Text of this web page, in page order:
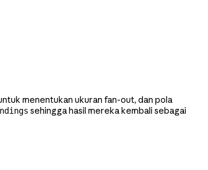
menentukan ukuran fan-out, dan pola
sehingga hasil mereka kembali sebagai